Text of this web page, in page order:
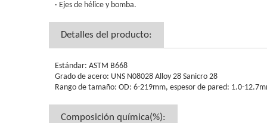
· Ejes de hélice y bomba.
Detalles del producto:
Estándar: ASTM B668
Grado de acero: UNS N08028 Alloy 28 Sanicro 28
Rango de tamaño: OD: 6-219mm, espesor de pared: 1.0-
Composición química(%):